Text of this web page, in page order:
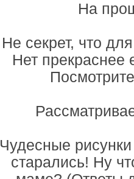
На
Не секрет, что
Нет прекраснее
Чудесные
старались! Ну